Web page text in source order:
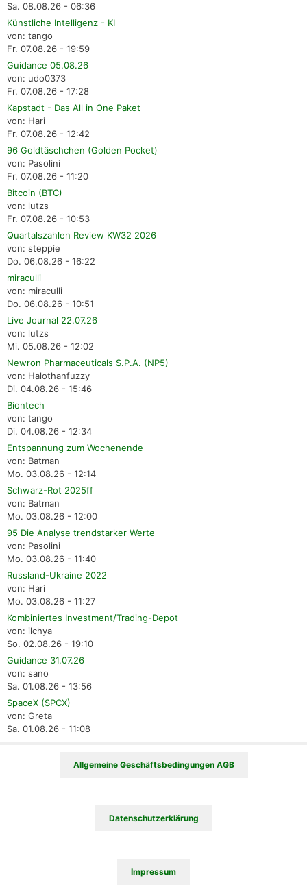
Sa. 08.08.26 - 06:36
Künstliche Intelligenz - KI
von: tango
Fr. 07.08.26 - 19:59
Guidance 05.08.26
von: udo0373
Fr. 07.08.26 - 17:28
Kapstadt - Das All in One Paket
von: Hari
Fr. 07.08.26 - 12:42
96 Goldtäschchen (Golden Pocket)
von: Pasolini
Fr. 07.08.26 - 11:20
Bitcoin (BTC)
von: lutzs
Fr. 07.08.26 - 10:53
Quartalszahlen Review KW32 2026
von: steppie
Do. 06.08.26 - 16:22
miraculli
von: miraculli
Do. 06.08.26 - 10:51
Live Journal 22.07.26
von: lutzs
Mi. 05.08.26 - 12:02
Newron Pharmaceuticals S.P.A. (NP5)
von: Halothanfuzzy
Di. 04.08.26 - 15:46
Biontech
von: tango
Di. 04.08.26 - 12:34
Entspannung zum Wochenende
von: Batman
Mo. 03.08.26 - 12:14
Schwarz-Rot 2025ff
von: Batman
Mo. 03.08.26 - 12:00
95 Die Analyse trendstarker Werte
von: Pasolini
Mo. 03.08.26 - 11:40
Russland-Ukraine 2022
von: Hari
Mo. 03.08.26 - 11:27
Kombiniertes Investment/Trading-Depot
von: ilchya
So. 02.08.26 - 19:10
Guidance 31.07.26
von: sano
Sa. 01.08.26 - 13:56
SpaceX (SPCX)
von: Greta
Sa. 01.08.26 - 11:08
Allgemeine Geschäftsbedingungen AGB
Datenschutzerklärung
Impressum